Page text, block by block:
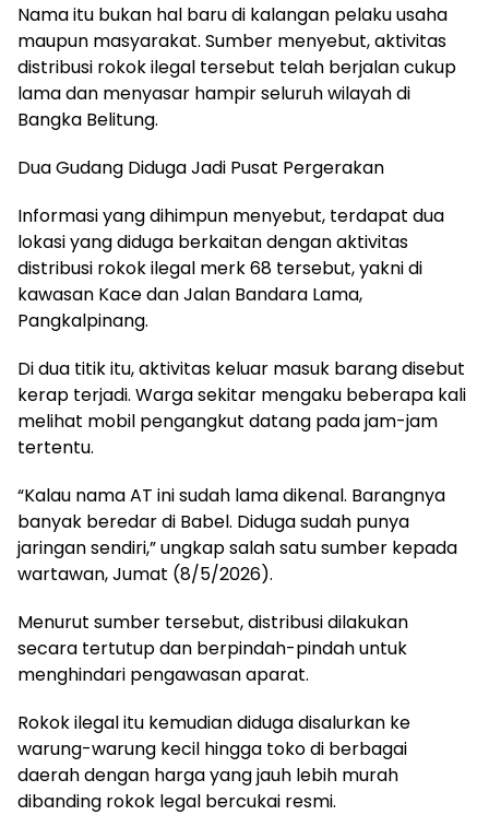
Nama itu bukan hal baru di kalangan pelaku usaha
maupun masyarakat. Sumber menyebut, aktivitas
distribusi rokok ilegal tersebut telah berjalan cukup
lama dan menyasar hampir seluruh wilayah di
Bangka Belitung.
Dua Gudang Diduga Jadi Pusat Pergerakan
Informasi yang dihimpun menyebut, terdapat dua
lokasi yang diduga berkaitan dengan aktivitas
distribusi rokok ilegal merk 68 tersebut, yakni di
kawasan Kace dan Jalan Bandara Lama,
Pangkalpinang.
Di dua titik itu, aktivitas keluar masuk barang disebut
kerap terjadi. Warga sekitar mengaku beberapa kali
melihat mobil pengangkut datang pada jam-jam
tertentu.
“Kalau nama AT ini sudah lama dikenal. Barangnya
banyak beredar di Babel. Diduga sudah punya
jaringan sendiri,” ungkap salah satu sumber kepada
wartawan, Jumat (8/5/2026).
Menurut sumber tersebut, distribusi dilakukan
secara tertutup dan berpindah-pindah untuk
menghindari pengawasan aparat.
Rokok ilegal itu kemudian diduga disalurkan ke
warung-warung kecil hingga toko di berbagai
daerah dengan harga yang jauh lebih murah
dibanding rokok legal bercukai resmi.